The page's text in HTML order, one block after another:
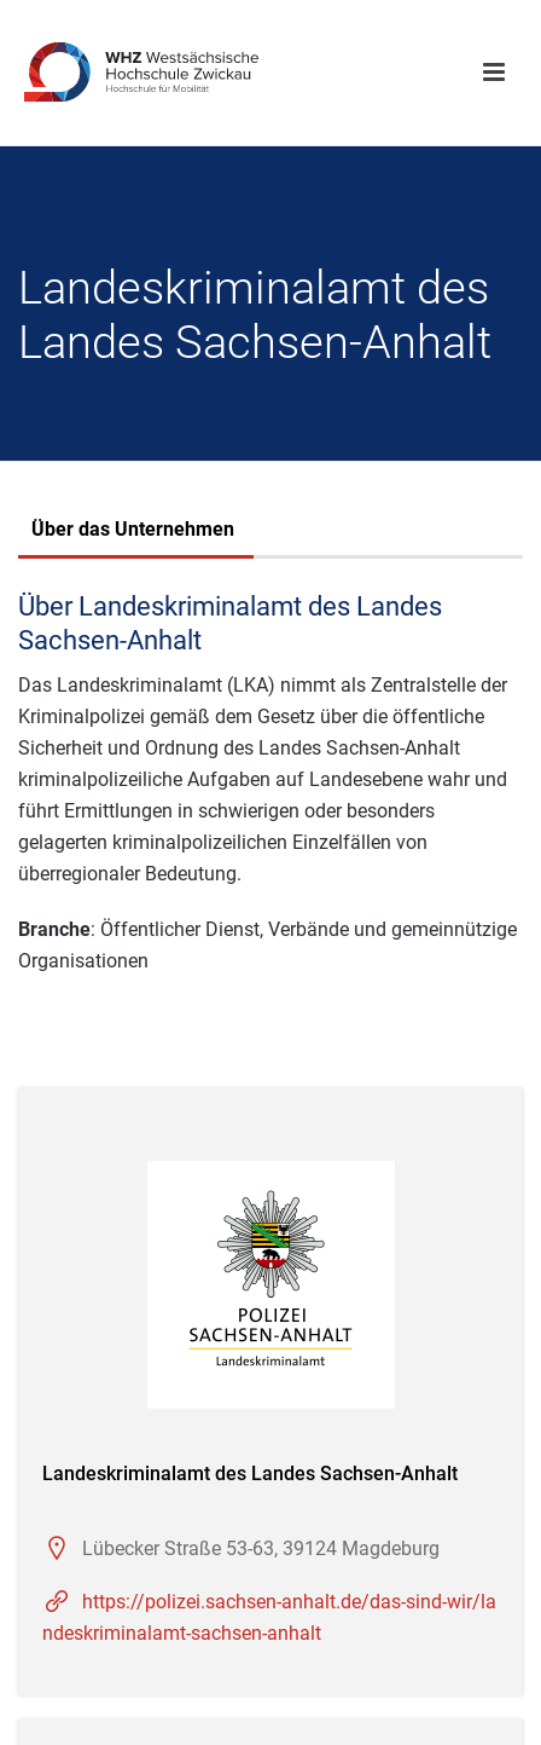
Landeskriminalamt des
Landes Sachsen-Anhalt
Über das Unternehmen
Über Landeskriminalamt des Landes
Sachsen-Anhalt
Das Landeskriminalamt (LKA) nimmt als Zentralstelle der
Kriminalpolizei gemäß dem Gesetz über die öffentliche
Sicherheit und Ordnung des Landes Sachsen-Anhalt
kriminalpolizeiliche Aufgaben auf Landesebene wahr und
führt Ermittlungen in schwierigen oder besonders
gelagerten kriminalpolizeilichen Einzelfällen von
überregionaler Bedeutung.
Branche: Öffentlicher Dienst, Verbände und gemeinnützige
Organisationen
Landeskriminalamt des Landes Sachsen-Anhalt
Lübecker Straße 53-63, 39124 Magdeburg
https://polizei.sachsen-anhalt.de/das-sind-wir/la
ndeskriminalamt-sachsen-anhalt